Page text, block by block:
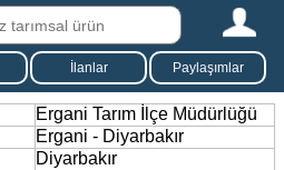
İlanlar Paylaşımlar
Ergani Tarım İlçe Müdürlüğü
Ergani - Diyarbakır
Diyarbakır